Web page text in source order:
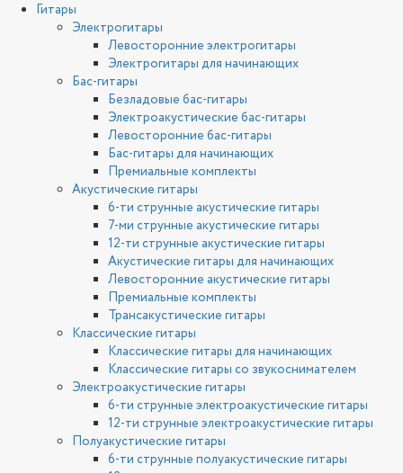
Гитары
Электрогитары
Левосторонние электрогитары
Электрогитары для начинающих
Бас-гитары
Безладовые бас-гитары
Электроакустические бас-гитары
Левосторонние бас-гитары
Бас-гитары для начинающих
Премиальные комплекты
Акустические гитары
6-ти струнные акустические гитары
7-ми струнные акустические гитары
12-ти струнные акустические гитары
Акустические гитары для начинающих
Левосторонние акустические гитары
Премиальные комплекты
Трансакустические гитары
Классические гитары
Классические гитары для начинающих
Классические гитары со звукоснимателем
Электроакустические гитары
6-ти струнные электроакустические гитары
12-ти струнные электроакустические гитары
Полуакустические гитары
6-ти струнные полуакустические гитары